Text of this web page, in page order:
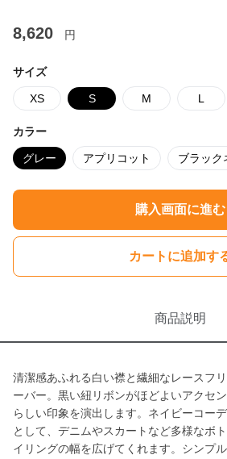
8,620 円
サイズ
XS S M L
カラー
グレー アプリコット ブラック
購入画面に進む
カートに追加す
商品説明
清潔感あふれる白い襟と繊細なレースフ
ーバー。黒い紐リボンがほどよいアクセ
らしい印象を演出します。ネイビーコー
として、デニムやスカートなど多様なボ
イリングの幅を広げてくれます。シンプ